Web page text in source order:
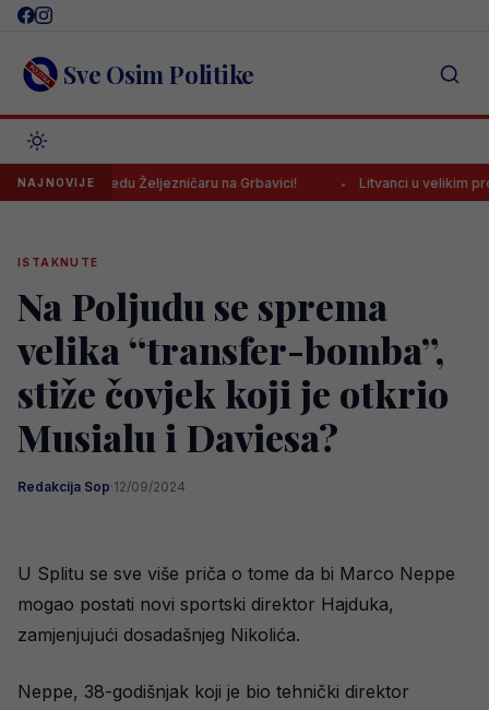
Skip
content Sve Osim Politike
NAJNOVIJE
pobjedu Željezničaru na Grbavici! Litvanci u velikim
ISTAKNUTE
Na Poljudu se sprema
velika “transfer-bomba”,
stiže čovjek koji je otkrio
Musialu i Daviesa?
Redakcija Sop·12/09/2024
U Splitu se sve više priča o tome da bi Marco Neppe
mogao postati novi sportski direktor Hajduka,
zamjenjujući dosadašnjeg Nikolića.
Neppe, 38-godišnjak koji je bio tehnički direktor